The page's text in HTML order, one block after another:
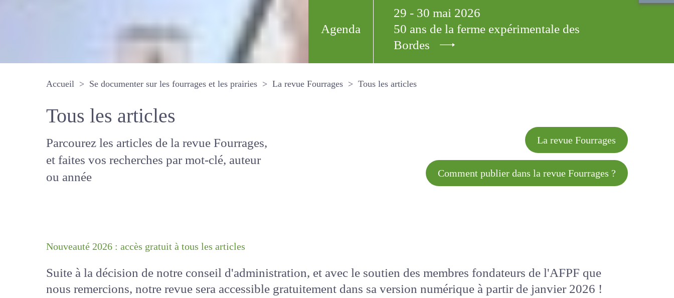
Agenda
29 - 30 mai 2026
50 ans de la ferme expérimentale des
Bordes
Accueil Se documenter sur les fourrages et les prairies La revue Fourrages Tous les articles
Tous les articles
Parcourez les articles de la revue
Fourrages, et faites vos recherches par
mot-clé, auteur ou année
La revue Fourrages
Comment publier dans la revue Fourrages ?
Suite à la décision de notre conseil d'administration, et avec le soutien des membres fondateurs de l'AFPF que
nous remercions, notre revue sera accessiblegratuitementdans sa version numériqueà partir de janvier 2026
!